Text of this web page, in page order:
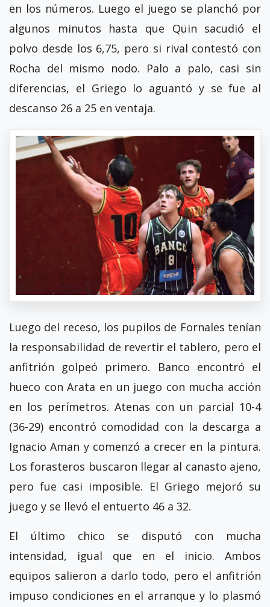
en los números. Luego el juego se planchó por
algunos minutos hasta que Qüin sacudió el
polvo desde los 6,75, pero si rival contestó con
Rocha del mismo nodo. Palo a palo, casi sin
diferencias, el Griego lo aguantó y se fue al
descanso 26 a 25 en ventaja.
Luego del receso, los pupilos de Fornales tenían
la responsabilidad de revertir el tablero, pero el
anfitrión golpeó primero. Banco encontró el
hueco con Arata en un juego con mucha acción
en los perímetros. Atenas con un parcial 10-4
(36-29) encontró comodidad con la descarga a
Ignacio Aman y comenzó a crecer en la pintura.
Los forasteros buscaron llegar al canasto ajeno,
pero fue casi imposible. El Griego mejoró su
juego y se llevó el entuerto 46 a 32.
El último chico se disputó con mucha
intensidad, igual que en el inicio. Ambos
equipos salieron a darlo todo, pero el anfitrión
impuso condiciones en el arranque y lo plasmó